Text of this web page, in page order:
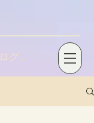
ログイン